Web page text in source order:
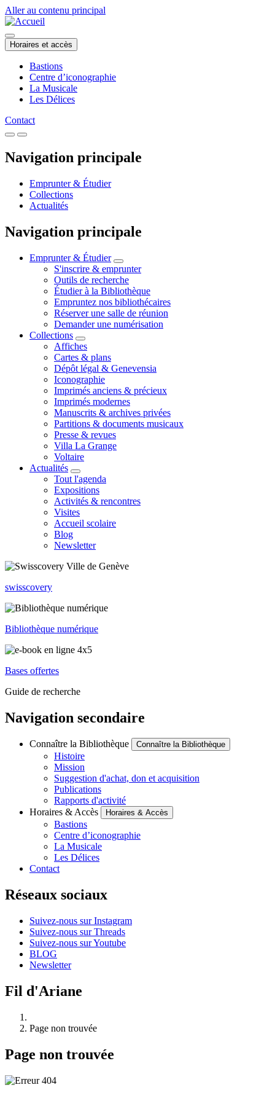
Aller au contenu principal
Horaires et accès
Bastions
Centre d’iconographie
La Musicale
Les Délices
Contact
Navigation principale
Emprunter & Étudier
Collections
Actualités
Navigation principale
Emprunter & Étudier
S'inscrire & emprunter
Outils de recherche
Étudier à la Bibliothèque
Empruntez nos bibliothécaires
Réserver une salle de réunion
Demander une numérisation
Collections
Affiches
Cartes & plans
Dépôt légal & Genevensia
Iconographie
Imprimés anciens & précieux
Imprimés modernes
Manuscrits & archives privées
Partitions & documents musicaux
Presse & revues
Villa La Grange
Voltaire
Actualités
Tout l'agenda
Expositions
Activités & rencontres
Visites
Accueil scolaire
Blog
Newsletter
swisscovery
Bibliothèque numérique
Bases offertes
Guide de recherche
Navigation secondaire
Connaître la Bibliothèque Connaître la Bibliothèque
Histoire
Mission
Suggestion d'achat, don et acquisition
Publications
Rapports d'activité
Horaires & Accès
Horaires & Accès
Bastions
Centre d’iconographie
La Musicale
Les Délices
Contact
Réseaux sociaux
Suivez-nous sur Instagram
Suivez-nous sur Threads
Suivez-nous sur Youtube
BLOG
Newsletter
Fil d'Ariane
Page non trouvée
Page non trouvée